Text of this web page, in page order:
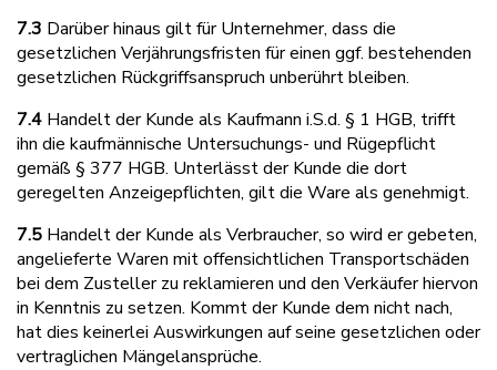
7.3 Darüber hinaus gilt für Unternehmer, dass die
gesetzlichen Verjährungsfristen für einen ggf. bestehenden
gesetzlichen Rückgriffsanspruch unberührt bleiben.
7.4 Handelt der Kunde als Kaufmann i.S.d. § 1 HGB, trifft
ihn die kaufmännische Untersuchungs- und Rügepflicht
gemäß § 377 HGB. Unterlässt der Kunde die dort
geregelten Anzeigepflichten, gilt die Ware als genehmigt.
7.5 Handelt der Kunde als Verbraucher, so wird er gebeten,
angelieferte Waren mit offensichtlichen Transportschäden
bei dem Zusteller zu reklamieren und den Verkäufer hiervon
in Kenntnis zu setzen. Kommt der Kunde dem nicht nach,
hat dies keinerlei Auswirkungen auf seine gesetzlichen oder
vertraglichen Mängelansprüche.